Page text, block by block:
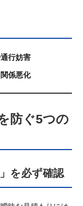
行妨害
関係悪化
防ぐ5つの
を必ず確認